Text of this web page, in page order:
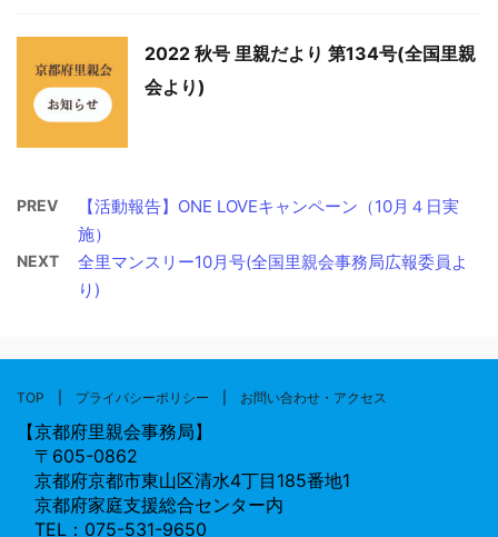
2022 秋号 里親だより 第134号(全国里親
会より)
PREV
【活動報告】ONE LOVEキャンペーン（10月４日実
施）
NEXT
全里マンスリー10月号(全国里親会事務局広報委員よ
り)
TOP プライバシーポリシー お問い合わせ・アクセス
【京都府里親会事務局】
〒605-0862
京都府京都市東山区清水4丁目185番地1
京都府家庭支援総合センター内
TEL：075-531-9650